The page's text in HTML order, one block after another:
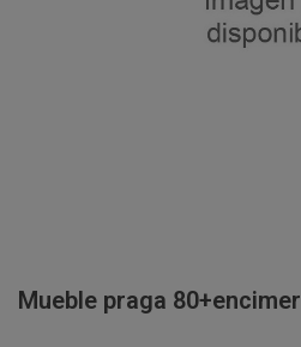
Mueble praga